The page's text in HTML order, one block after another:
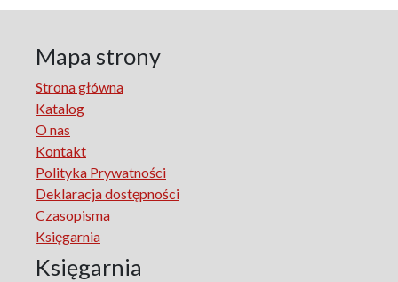
Lodz in the Polish People's Republic. The Polish People's
Republic in Lodz
Manufactura Hispánica Lodziense
Marketing
The monographs of the Section of Disability Sociology of
the Polish Sociological Association
The Art of Learning – The Learning of Art
Neuroscience in Psychology
Faces of Feminism
Faces of war
Biographical Perspectives
Mapa strony
Strona główna
Katalog
O nas
Kontakt
Polityka Prywatności
Deklaracja dostępności
Czasopisma
Księgarnia
Księgarnia